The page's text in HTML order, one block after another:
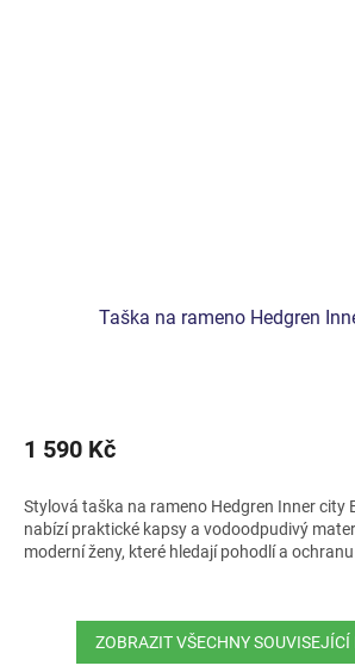
Taška na rameno Hedgren
produktu
je
z
5
hvězdiček.
1 590 Kč
Stylová taška na rameno Hedgren Inner city
nabízí praktické kapsy a vodoodpudivý
moderní ženy, které hledají pohodlí a
ZOBRAZIT VŠECHNY SOUVISEJÍCÍ